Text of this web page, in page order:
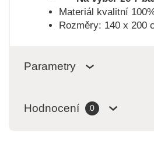
Materiál kvalitní
Rozměry: 140 x 200
Parametry
Hodnocení 0